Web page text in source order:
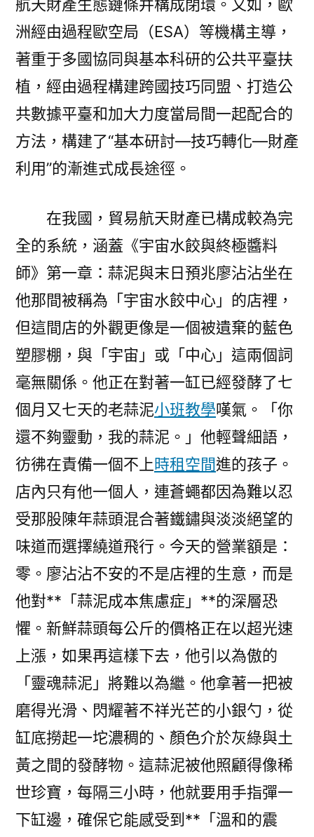
航天財產生態鏈條并構成閉環。又如，歐
洲經由過程歐空局（ESA）等機構主導，
著重于多國協同與基本科研的公共平臺扶
植，經由過程構建跨國技巧同盟、打造公
共數據平臺和加大力度當局間一起配合的
方法，構建了“基本研討—技巧轉化—財產
利用”的漸進式成長途徑。
在我國，貿易航天財產已構成較為完
全的系統，涵蓋《宇宙水餃與終極醬料
師》第一章：蒜泥與末日預兆廖沾沾坐在
他那間被稱為「宇宙水餃中心」的店裡，
但這間店的外觀更像是一個被遺棄的藍色
塑膠棚，與「宇宙」或「中心」這兩個詞
毫無關係。他正在對著一缸已經發酵了七
個月又七天的老蒜泥小班教學嘆氣。「你
還不夠靈動，我的蒜泥。」他輕聲細語，
彷彿在責備一個不上時租空間進的孩子。
店內只有他一個人，連蒼蠅都因為難以忍
受那股陳年蒜頭混合著鐵鏽與淡淡絕望的
味道而選擇繞道飛行。今天的營業額是：
零。廖沾沾不安的不是店裡的生意，而是
他對**「蒜泥成本焦慮症」**的深層恐
懼。新鮮蒜頭每公斤的價格正在以超光速
上漲，如果再這樣下去，他引以為傲的
「靈魂蒜泥」將難以為繼。他拿著一把被
磨得光滑、閃耀著不祥光芒的小銀勺，從
缸底撈起一坨濃稠的、顏色介於灰綠與土
黃之間的發酵物。這蒜泥被他照顧得像稀
世珍寶，每隔三小時，他就要用手指彈一
下缸邊，確保它能感受到**「溫和的震